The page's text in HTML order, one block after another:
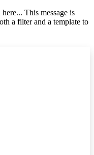
This message is
a filter and a template to